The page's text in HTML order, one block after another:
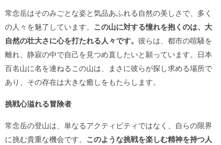
常念岳はそのみごとな姿と気品あふれる自然の美しさで、多く
の人々を魅了しています。 この山に対する憧れを抱くのは、大
自然の壮大さに心を打たれる人々です。 彼らは、都市の喧騒を
離れ、静寂の中で自己を見つめ直したいと願っています。日本
百名山に名を連ねるこの山は、まさに彼らが探し求める場所で
あり、その存在は大きな癒しをもたらします。
挑戦心溢れる冒険者
常念岳の登山は、単なるアクティビティではなく、自らの限界
に挑む貴重な機会です。 このような挑戦を楽しむ精神を持つ人